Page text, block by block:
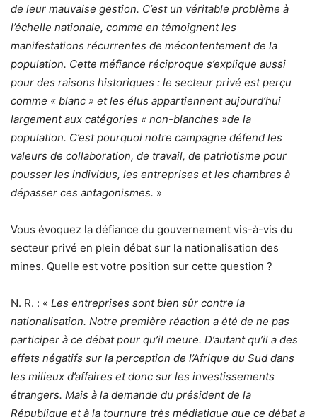
de leur mauvaise gestion. C’est un véritable problème à
l’échelle nationale, comme en témoignent les
manifestations récurrentes de mécontentement de la
population. Cette méfiance réciproque s’explique aussi
pour des raisons historiques : le secteur privé est perçu
comme « blanc » et les élus appartiennent aujourd’hui
largement aux catégories « non-blanches »de la
population. C’est pourquoi notre campagne défend les
valeurs de collaboration, de travail, de patriotisme pour
pousser les individus, les entreprises et les chambres à
dépasser ces antagonismes. »
Vous évoquez la défiance du gouvernement vis-à-vis du
secteur privé en plein débat sur la nationalisation des
mines. Quelle est votre position sur cette question ?
N. R. : « Les entreprises sont bien sûr contre la
nationalisation. Notre première réaction a été de ne pas
participer à ce débat pour qu’il meure. D’autant qu’il a des
effets négatifs sur la perception de l’Afrique du Sud dans
les milieux d’affaires et donc sur les investissements
étrangers. Mais à la demande du président de la
République et à la tournure très médiatique que ce débat a